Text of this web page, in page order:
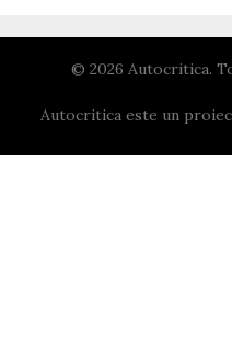
© 2026 Autocritica.
Autocritica este un